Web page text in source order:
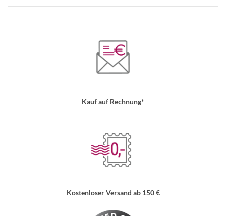
Kauf auf Rechnung*
Kostenloser Versand ab 150 €